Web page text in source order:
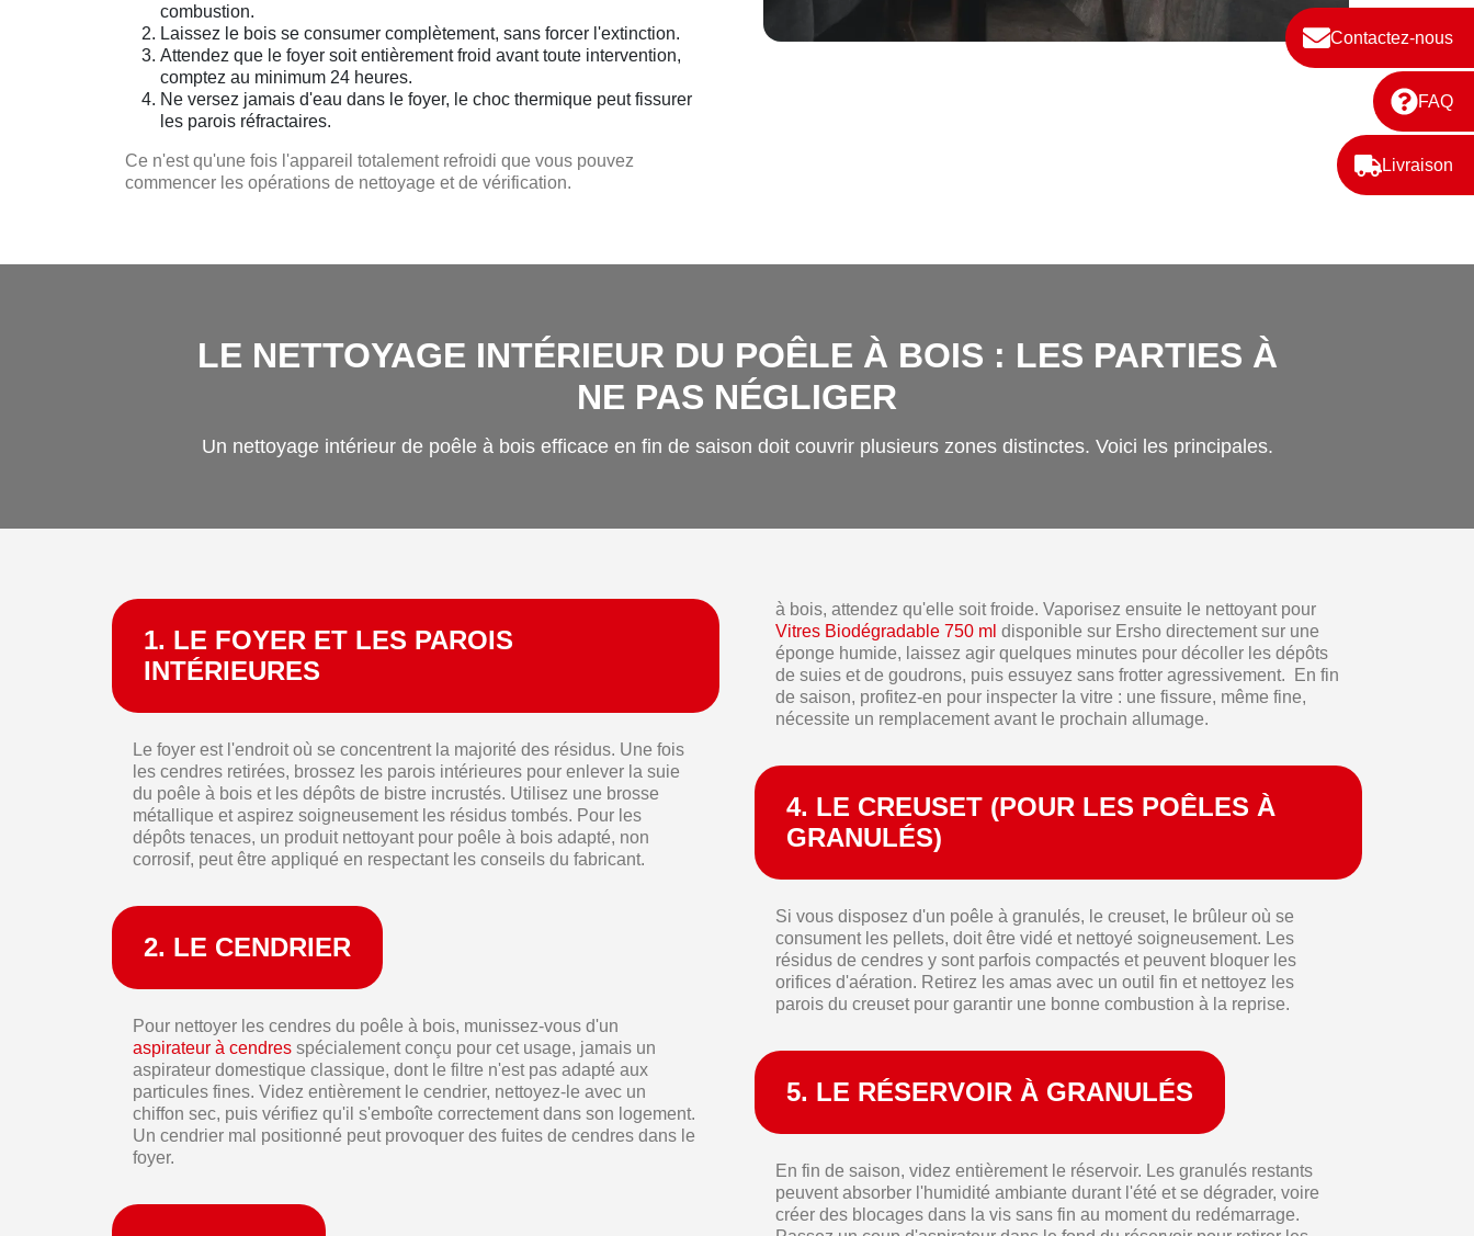
Contactez-nous
FAQ
Livraison
combustion.
Laissez le bois se consumer complètement, sans forcer l'extinction.
Attendez que le foyer soit entièrement froid avant toute intervention,
comptez au minimum 24 heures.
Ne versez jamais d'eau dans le foyer, le choc thermique peut fissurer
les parois réfractaires.
Ce n'est qu'une fois l'appareil totalement refroidi que vous pouvez
commencer les opérations de nettoyage et de vérification.
LE NETTOYAGE INTÉRIEUR DU POÊLE À BOIS : LES PARTIES À
NE PAS NÉGLIGER
Un nettoyage intérieur de poêle à bois efficace en fin de saison doit couvrir plusieurs zones distinctes. Voici les principales.
1. LE FOYER ET LES PAROIS
INTÉRIEURES
Le foyer est l'endroit où se concentrent la majorité des résidus. Une fois
les cendres retirées, brossez les parois intérieures pour enlever la suie
du poêle à bois et les dépôts de bistre incrustés. Utilisez une brosse
métallique et aspirez soigneusement les résidus tombés. Pour les
dépôts tenaces, un produit nettoyant pour poêle à bois adapté, non
corrosif, peut être appliqué en respectant les conseils du fabricant.
2. LE CENDRIER
Pour nettoyer les cendres du poêle à bois, munissez-vous d'un
aspirateur à cendres spécialement conçu pour cet usage, jamais un
aspirateur domestique classique, dont le filtre n'est pas adapté aux
particules fines. Videz entièrement le cendrier, nettoyez-le avec un
chiffon sec, puis vérifiez qu'il s'emboîte correctement dans son logement.
Un cendrier mal positionné peut provoquer des fuites de cendres dans le
foyer.
à bois, attendez qu'elle soit froide. Vaporisez ensuite le nettoyant pour
Vitres Biodégradable 750 ml disponible sur Ersho directement sur une
éponge humide, laissez agir quelques minutes pour décoller les dépôts
de suies et de goudrons, puis essuyez sans frotter agressivement. En fin
de saison, profitez-en pour inspecter la vitre : une fissure, même fine,
nécessite un remplacement avant le prochain allumage.
4. LE CREUSET (POUR LES POÊLES À
GRANULÉS)
Si vous disposez d'un poêle à granulés, le creuset, le brûleur où se
consument les pellets, doit être vidé et nettoyé soigneusement. Les
résidus de cendres y sont parfois compactés et peuvent bloquer les
orifices d'aération. Retirez les amas avec un outil fin et nettoyez les
parois du creuset pour garantir une bonne combustion à la reprise.
5. LE RÉSERVOIR À GRANULÉS
En fin de saison, videz entièrement le réservoir. Les granulés restants
peuvent absorber l'humidité ambiante durant l'été et se dégrader, voire
créer des blocages dans la vis sans fin au moment du redémarrage.